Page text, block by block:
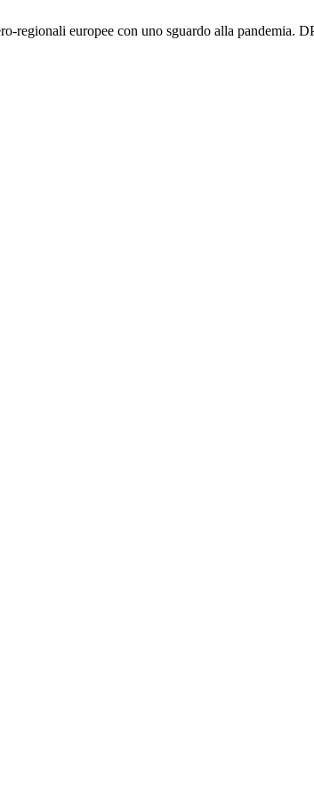
regionali europee con uno sguardo alla